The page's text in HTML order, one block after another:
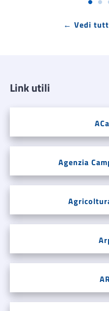
← Vedi
Link utili
Agenzia